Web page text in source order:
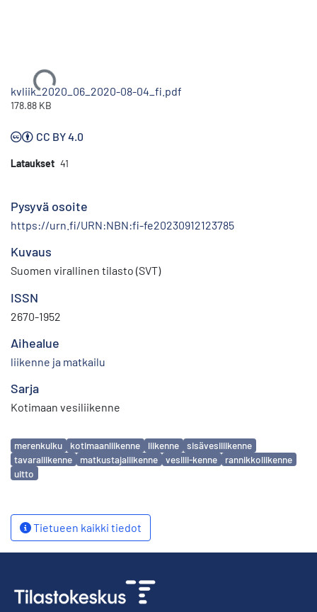
Ladataan...
kvliik_2020_06_2020-08-04_fi.pdf
178.88 KB
CC BY 4.0
Lataukset 41
Pysyvä osoite
https://urn.fi/URN:NBN:fi-fe20230912123785
Kuvaus
Suomen virallinen tilasto (SVT)
ISSN
2670-1952
Aihealue
liikenne ja matkailu
Sarja
Kotimaan vesiliikenne
Avainsanat
merenkulku kotimaanliikenne liikenne
sisävesiliikenne
tavaraliikenne
matkustajaliikenne vesilii-kenne
rannikkoliikenne
uitto
Tietueen kaikki tiedot